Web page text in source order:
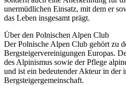
unermüdlichen Einsatz, mit dem er
das Leben insgesamt prägt.
Über den Polnischen Alpen Club
Der Polnische Alpen Club gehört zu
Bergsteigervereinigungen Europas.
des Alpinismus sowie der Pflege
und ist ein bedeutender Akteur in der
Bergsteigergemeinschaft.